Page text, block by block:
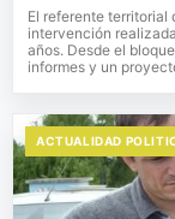
El referente territorial
intervención
años. Desde el
informes y un
ACTUALIDAD